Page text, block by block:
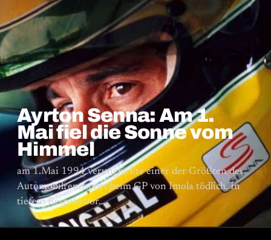
Ayrton Senna: Am 1.
Mai fiel die Sonne vom
Himmel
am 1.Mai 1994 verunglückte einer der Größten des
Automobilrennsport beim GP von Imola tödlich. In
tiefem Respekt vor…